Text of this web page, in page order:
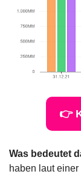
👉
Was bedeutet
haben laut